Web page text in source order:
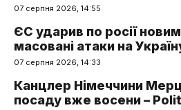
07 серпня 2026, 14:55
ЄС ударив по росії
масовані атаки на
07 серпня 2026, 14:33
Канцлер Німеччини
посаду вже восени –